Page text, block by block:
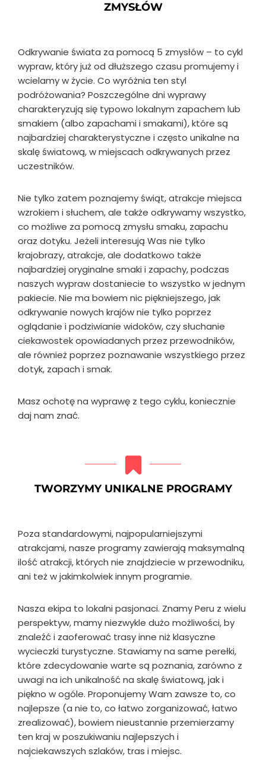
ZMYSŁÓW
Odkrywanie świata za pomocą 5 zmysłów – to cykl
wypraw, który już od dłuższego czasu promujemy i
wcielamy w życie. Co wyróżnia ten styl
podróżowania? Poszczególne dni wyprawy
charakteryzują się typowo lokalnym zapachem lub
smakiem (albo zapachami i smakami), które są
najbardziej charakterystyczne i często unikalne na
skalę światową, w miejscach odkrywanych przez
uczestników.
Nie tylko zatem poznajemy świąt, atrakcje miejsca
wzrokiem i słuchem, ale także odkrywamy wszystko,
co możliwe za pomocą zmysłu smaku, zapachu
oraz dotyku. Jeżeli interesują Was nie tylko
krajobrazy, atrakcje, ale dodatkowo także
najbardziej oryginalne smaki i zapachy, podczas
naszych wypraw dostaniecie to wszystko w jednym
pakiecie. Nie ma bowiem nic piękniejszego, jak
odkrywanie nowych krajów nie tylko poprzez
oglądanie i podziwianie widoków, czy słuchanie
ciekawostek opowiadanych przez przewodników,
ale również poprzez poznawanie wszystkiego przez
dotyk, zapach i smak.
Masz ochotę na wyprawę z tego cyklu, koniecznie
daj nam znać.
TWORZYMY UNIKALNE PROGRAMY
Poza standardowymi, najpopularniejszymi
atrakcjami, nasze programy zawierają maksymalną
ilość atrakcji, których nie znajdziecie w przewodniku,
ani też w jakimkolwiek innym programie.
Nasza ekipa to lokalni pasjonaci. Znamy Peru z wielu
perspektyw, mamy niezwykle dużo możliwości, by
znaleźć i zaoferować trasy inne niż klasyczne
wycieczki turystyczne. Stawiamy na same perełki,
które zdecydowanie warte są poznania, zarówno z
uwagi na ich unikalność na skalę światową, jak i
piękno w ogóle. Proponujemy Wam zawsze to, co
najlepsze (a nie to, co łatwo zorganizować, łatwo
zrealizować), bowiem nieustannie przemierzamy
ten kraj w poszukiwaniu najlepszych i
najciekawszych szlaków, tras i miejsc.